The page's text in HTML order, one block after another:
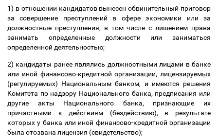
1) в отношении кандидатов вынесен обвинительный приговор
за совершение преступлений в сфере экономики или за
должностные преступления, в том числе с лишением права
занимать определенные должности или заниматься
определенной деятельностью;
2) кандидаты ранее являлись должностными лицами в банке
или иной финансово-кредитной организации, лицензируемых
(регулируемых) Национальным банком, и имеются решения
Комитета по надзору Национального банка, предписания или
другие акты Национального банка, признающие их
причастными к действиям (бездействию), в результате
которых у банка или иной финансово-кредитной организации
была отозвана лицензия (свидетельство);